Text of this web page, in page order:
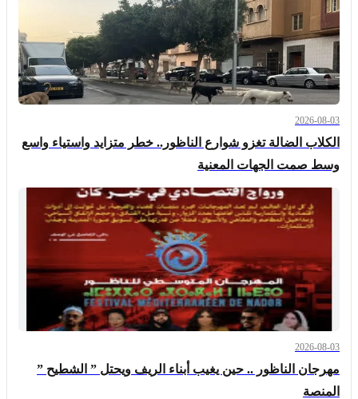
2026-08-03
الكلاب الضالة تغزو شوارع الناظور.. خطر متزايد واستياء واسع
وسط صمت الجهات المعنية
2026-08-03
مهرجان الناظور .. حين يغيب أبناء الريف ويحتل ” الشطيح ”
المنصة